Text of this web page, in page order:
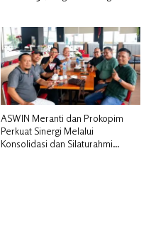
ASWIN Meranti dan Prokopim
Perkuat Sinergi Melalui
Konsolidasi dan Silaturahmi